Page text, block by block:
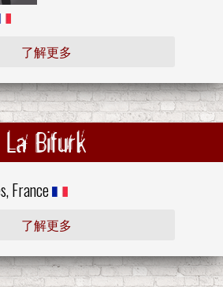
了解更多
La Bifurk
France
了解更多